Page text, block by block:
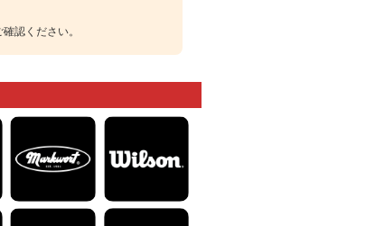
確認ください。